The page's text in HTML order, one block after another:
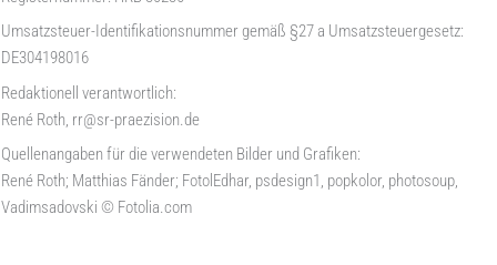
Umsatzsteuer-Identifikationsnummer gemäß §27 a Umsatzsteuergesetz:
DE304198016
Redaktionell verantwortlich:
René Roth, rr@sr-praezision.de
Quellenangaben für die verwendeten Bilder und Grafiken:
René Roth; Matthias Fänder; FotolEdhar, psdesign1, popkolor, photosoup,
Vadimsadovski © Fotolia.com